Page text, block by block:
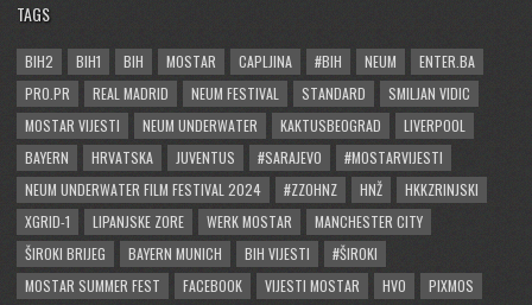
TAGS
BIH2 BIH1 BIH MOSTAR CAPLJINA #BIH NEUM
ENTER.BA
PRO.PR
REAL MADRID NEUM FESTIVAL STANDARD
SMILJAN VIDIC
MOSTAR VIJESTI
NEUM UNDERWATER KAKTUSBEOGRAD
LIVERPOOL
BAYERN
HRVATSKA JUVENTUS #SARAJEVO
#MOSTARVIJESTI
NEUM UNDERWATER FILM FESTIVAL 2024
#ZZOHNZ HNŽ
HKKZRINJSKI
XGRID-1
LIPANJSKE ZORE WERK MOSTAR
MANCHESTER CITY
ŠIROKI BRIJEG
BAYERN MUNICH BIH VIJESTI
#ŠIROKI
MOSTAR SUMMER FEST
FACEBOOK VIJESTI MOSTAR HVO
PIXMOS